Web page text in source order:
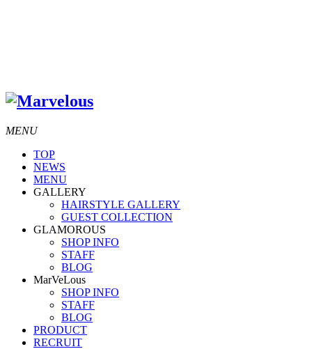
MENU
TOP
NEWS
MENU
GALLERY
HAIRSTYLE GALLERY
GUEST COLLECTION
GLAMOROUS
SHOP INFO
STAFF
BLOG
MarVeLous
SHOP INFO
STAFF
BLOG
PRODUCT
RECRUIT